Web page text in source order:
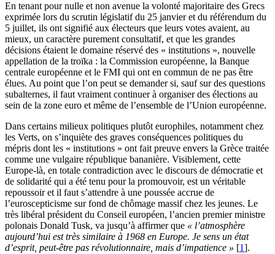
En tenant pour nulle et non avenue la volonté majoritaire des Grecs
exprimée lors du scrutin législatif du 25 janvier et du référendum du
5 juillet, ils ont signifié aux électeurs que leurs votes avaient, au
mieux, un caractère purement consultatif, et que les grandes
décisions étaient le domaine réservé des « institutions », nouvelle
appellation de la troïka : la Commission européenne, la Banque
centrale européenne et le FMI qui ont en commun de ne pas être
élues. Au point que l’on peut se demander si, sauf sur des questions
subalternes, il faut vraiment continuer à organiser des élections au
sein de la zone euro et même de l’ensemble de l’Union européenne.
Dans certains milieux politiques plutôt europhiles, notamment chez
les Verts, on s’inquiète des graves conséquences politiques du
mépris dont les « institutions » ont fait preuve envers la Grèce traitée
comme une vulgaire république bananière. Visiblement, cette
Europe-là, en totale contradiction avec le discours de démocratie et
de solidarité qui a été tenu pour la promouvoir, est un véritable
repoussoir et il faut s’attendre à une poussée accrue de
l’euroscepticisme sur fond de chômage massif chez les jeunes. Le
très libéral président du Conseil européen, l’ancien premier ministre
polonais Donald Tusk, va jusqu’à affirmer que « l’atmosphère
aujourd’hui est très similaire à 1968 en Europe. Je sens un état
d’esprit, peut-être pas révolutionnaire, mais d’impatience » [1].